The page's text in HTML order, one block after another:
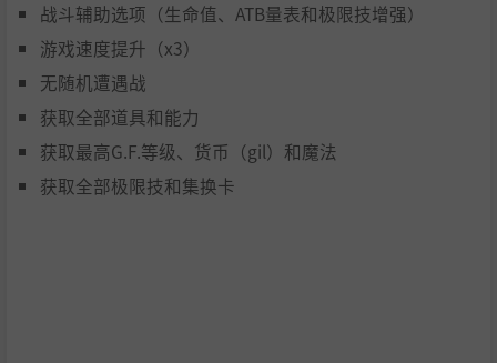
战斗辅助选项（生命值、ATB量表和极限技增强）
游戏速度提升（x3）
无随机遭遇战
获取全部道具和能力
获取最高G.F.等级、货币（gil）和魔法
获取全部极限技和集换卡